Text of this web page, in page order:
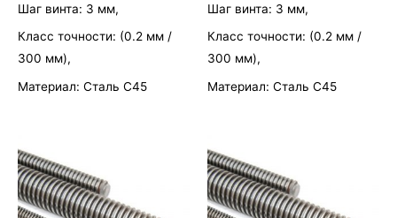
Шаг винта: 3 мм,
Класс точности: (0.2 мм /
300 мм),
Материал: Сталь С45
Шаг винта: 3 мм,
Класс точности: (0.2 мм /
300 мм),
Материал: Сталь С45